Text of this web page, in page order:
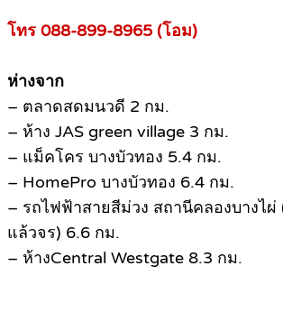
โทร 088-899-8965 (โอม)
ห่างจาก
– ตลาดสดมนวดี 2 กม.
– ห้าง JAS green village 3 กม.
– แม็คโคร บางบัวทอง 5.4 กม.
– HomePro บางบัวทอง 6.4 กม.
– รถไฟฟ้าสายสีม่วง สถานีคลองบางไ
แล้วจร) 6.6 กม.
– ห้างCentral Westgate 8.3 กม.